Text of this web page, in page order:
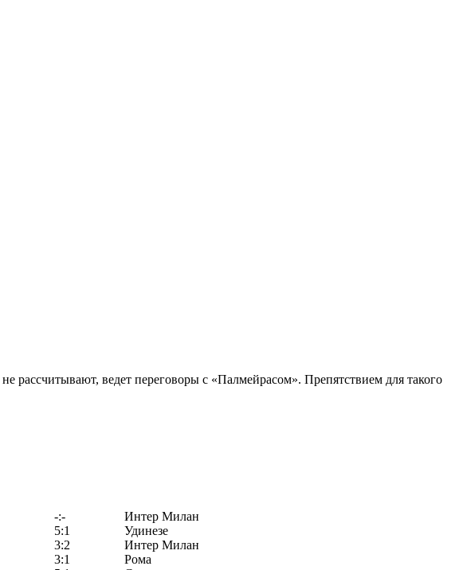
ведет переговоры с «Палмейрасом». Препятствием для такого
-:-
Интер Милан
5:1
Удинезе
3:2
Интер Милан
3:1
Рома